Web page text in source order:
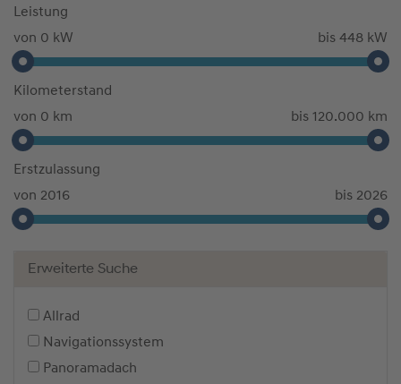
Leistung
von 0 kW
bis 448 kW
Kilometerstand
von 0 km
bis 120.000 km
Erstzulassung
von 2016
bis 2026
Erweiterte Suche
Allrad
Navigationssystem
Panoramadach